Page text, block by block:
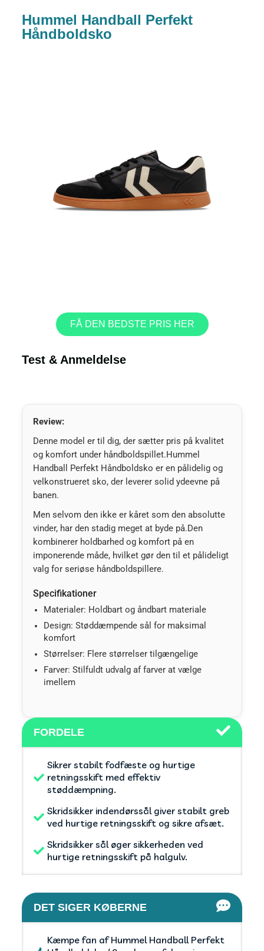
Hummel Handball Perfekt
Håndboldsko
FÅ DEN BEDSTE PRIS HER
Test & Anmeldelse
Review:
Denne model er til dig, der sætter pris på kvalitet
og komfort under håndboldspillet.Hummel
Handball Perfekt Håndboldsko er en pålidelig og
velkonstrueret sko, der leverer solid ydeevne på
banen.
Men selvom den ikke er kåret som den absolutte
vinder, har den stadig meget at byde på.Den
kombinerer holdbarhed og komfort på en
imponerende måde, hvilket gør den til et pålideligt
valg for seriøse håndboldspillere.
Specifikationer
Materialer: Holdbart og åndbart materiale
Design: Støddæmpende sål for maksimal
komfort
Størrelser: Flere størrelser tilgængelige
Farver: Stilfuldt udvalg af farver at vælge
imellem
FORDELE
Sikrer stabilt fodfæste og hurtige
retningsskift med effektiv
støddæmpning.
Skridsikker indendørssål giver stabilt greb
ved hurtige retningsskift og sikre afsæt.
Skridsikker sål øger sikkerheden ved
hurtige retningsskift på halgulv.
DET SIGER KØBERNE
Kæmpe fan af Hummel Handball Perfekt